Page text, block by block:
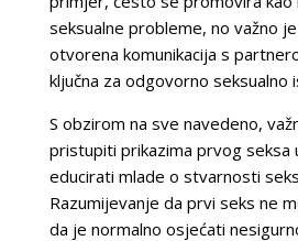
seksualne probleme, no važno
otvorena komunikacija s
ključna za odgovorno seksualno
S obzirom na sve navedeno,
pristupiti prikazima prvog seksa
educirati mlade o stvarnosti
Razumijevanje da prvi seks ne
da je normalno osjećati